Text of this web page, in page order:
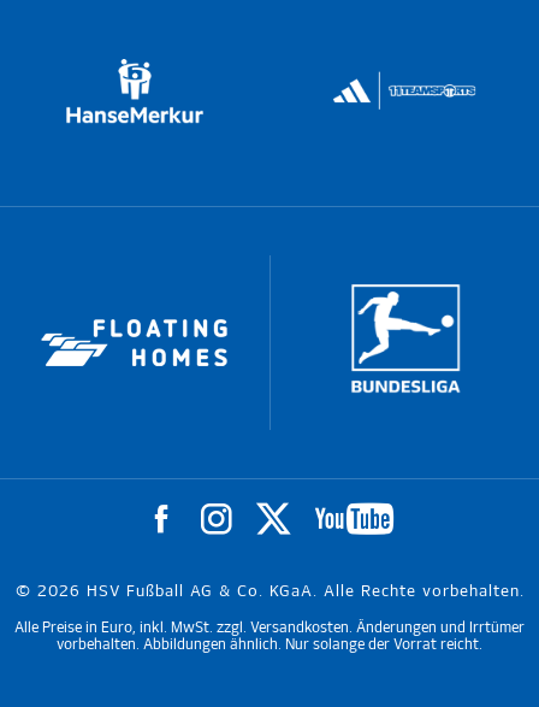
© 2026 HSV Fußball AG & Co. KGaA. Alle Rechte vorbehalten.
Alle Preise in Euro, inkl. MwSt. zzgl. Versandkosten. Änderungen und Irrtümer
vorbehalten. Abbildungen ähnlich. Nur solange der Vorrat reicht.